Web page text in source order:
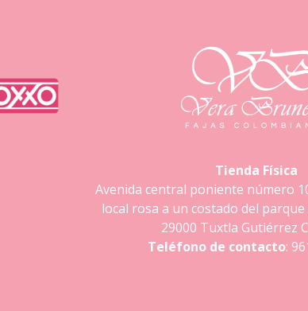
Tienda Física
Avenida central poniente número
local rosa a un costado del
29000 Tuxtla Gutiérrez
Teléfono de contacto: